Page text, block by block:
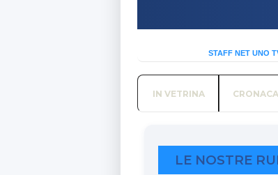
STAFF NET UNO
IN VETRINA CRONACA
LE NOSTRE